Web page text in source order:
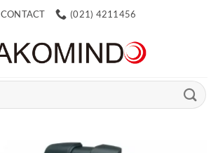
CONTACT (021) 4211456